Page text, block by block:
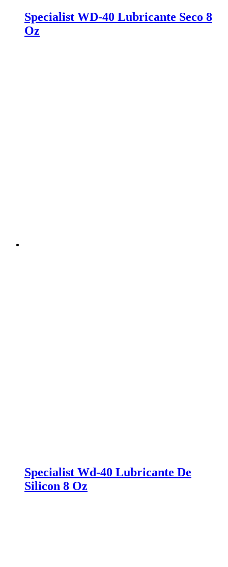
Specialist WD-40 Lubricante Seco 8
Oz
Specialist Wd-40 Lubricante De
Silicon 8 Oz